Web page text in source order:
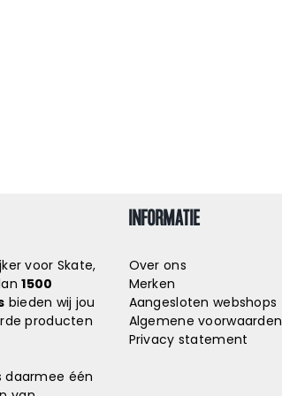
voor Skate,
1500
bieden wij jou
producten
daarmee één
INFORMATIE
Over ons
Merken
Aangesloten webshops
Algemene voorwaarden
Privacy statement